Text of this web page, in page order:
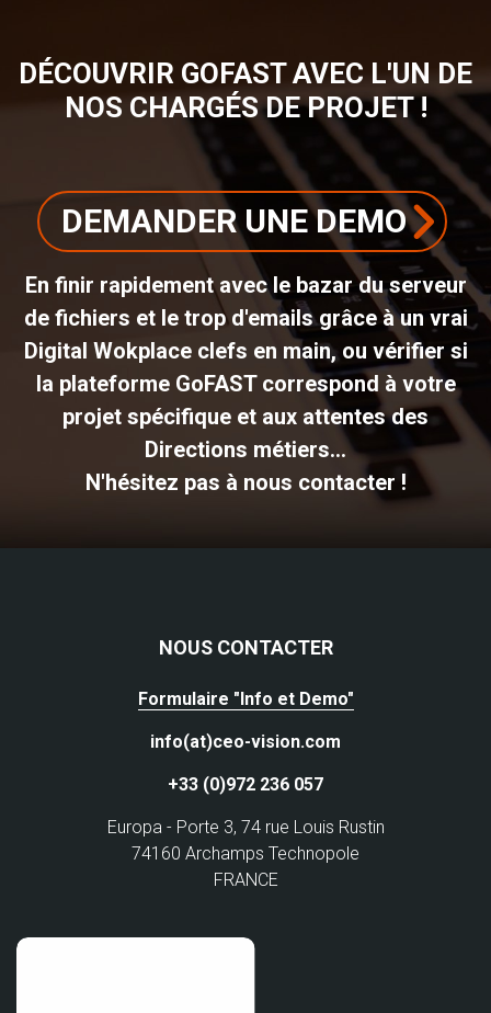
DÉCOUVRIR GOFAST AVEC L'UN DE
NOS CHARGÉS DE PROJET !
DEMANDER UNE DEMO
En finir rapidement avec le bazar du serveur
de fichiers et le trop d'emails grâce à un vrai
Digital Wokplace clefs en main, ou vérifier si
la plateforme GoFAST correspond à votre
projet spécifique et aux attentes des
Directions métiers...
N'hésitez pas à nous contacter !
NOUS CONTACTER
Formulaire "Info et Demo"
info(at)ceo-vision.com
+33 (0)972 236 057
Europa - Porte 3, 74 rue Louis Rustin
74160 Archamps Technopole
FRANCE